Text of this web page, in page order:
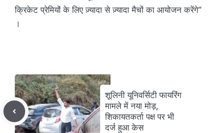
क्रिकेट प्रेमियों के लिए ज़्यादा से ज़्यादा मैचों का आयोजन करेंगे”
।
शूलिनी यूनिवर्सिटी फायरिंग
मामले में नया मोड़,
शिकायतकर्ता पक्ष पर भी
दर्ज हुआ केस